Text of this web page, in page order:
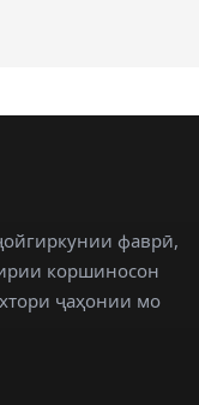
фаврӣ,
коршиносон
ҷаҳонии мо